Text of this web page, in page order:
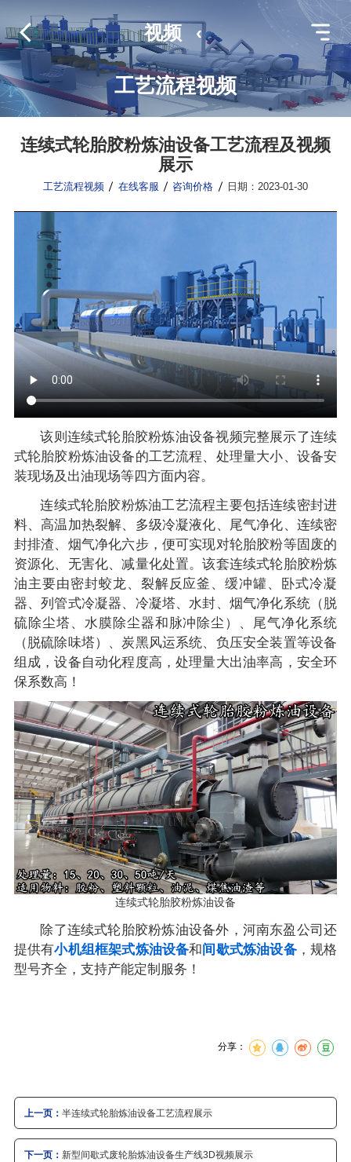
工艺流程视频
视频 ‹
连续式轮胎胶粉炼油设备工艺流程及视频
展示
工艺流程视频 在线客服 咨询价格 日期：2023-01-30
该则连续式轮胎胶粉炼油设备视频完整展示了连续
式轮胎胶粉炼油设备的工艺流程、处理量大小、设备安
装现场及出油现场等四方面内容。
连续式轮胎胶粉炼油工艺流程主要包括连续密封进
料、高温加热裂解、多级冷凝液化、尾气净化、连续密
封排渣、烟气净化六步，便可实现对轮胎胶粉等固废的
资源化、无害化、减量化处置。该套连续式轮胎胶粉炼
油主要由密封蛟龙、裂解反应釜、缓冲罐、卧式冷凝
器、列管式冷凝器、冷凝塔、水封、烟气净化系统（脱
硫除尘塔、水膜除尘器和脉冲除尘）、尾气净化系统
（脱硫除味塔）、炭黑风运系统、负压安全装置等设备
组成，设备自动化程度高，处理量大出油率高，安全环
保系数高！
连续式轮胎胶粉炼油设备
除了连续式轮胎胶粉炼油设备外，河南东盈公司还
提供有小机组框架式炼油设备和间歇式炼油设备，规格
型号齐全，支持产能定制服务！
分享：
上一页： 半连续式轮胎炼油设备工艺流程展示
下一页： 新型间歇式废轮胎炼油设备生产线3D视频展示